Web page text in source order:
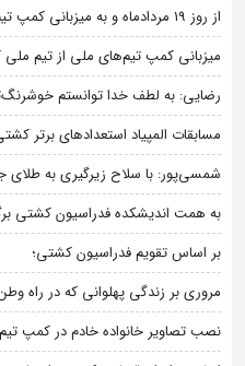
از روز 19 مردادماه و به میزبانی کمپ تیم های ملی؛
میزبانی کمپ تیم‌های ملی از تیم ملی
رضایی: به لطف خدا توانستم
مسابقات المپیاد استعدادهای برتر
شمسی‌پور: با سلاح زیرگیری به طلای
به همت اندیشکده فدراسیون کشتی
بر اساس تقویم فدراسیون کشتی؛
مروری بر زندگی پهلوانی که در راه
نصب تصاویر خانواده خادم در کمپ